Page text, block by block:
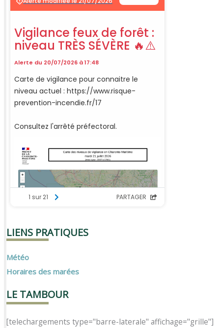
LIENS PRATIQUES
Météo
Horaires des marées
LE TAMBOUR
[telechargements type="barre-laterale" affichage="grille"]